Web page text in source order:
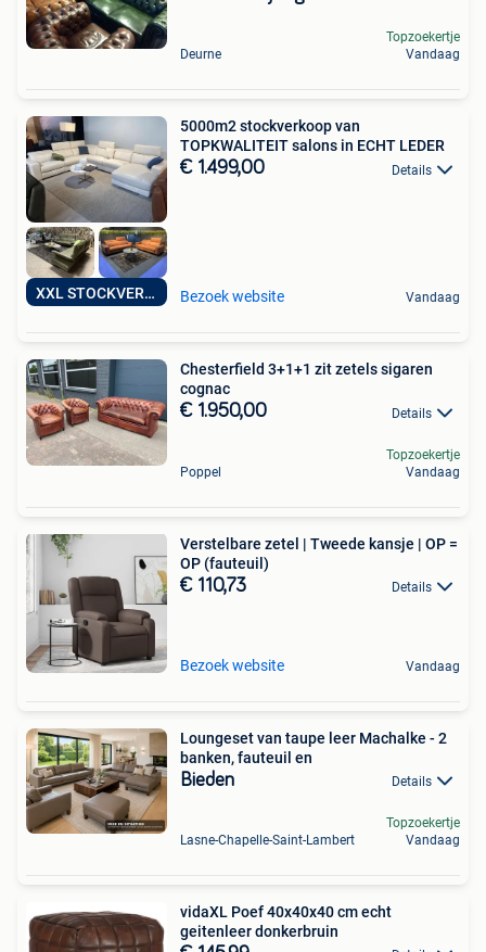
Deurne
Topzoekertje
Vandaag
XXL STOCKVERKOOP
5000m2 stockverkoop van
TOPKWALITEIT salons in ECHT LEDER
€ 1.499,00 Details
Bezoek website Vandaag
Chesterfield 3+1+1 zit zetels sigaren
cognac
€ 1.950,00 Details
Poppel
Topzoekertje
Vandaag
Verstelbare zetel | Tweede kansje | OP =
OP (fauteuil)
€ 110,73 Details
Bezoek website Vandaag
Loungeset van taupe leer Machalke - 2
banken, fauteuil en
Bieden Details
Lasne-Chapelle-Saint-Lambert
Topzoekertje
Vandaag
vidaXL Poef 40x40x40 cm echt
geitenleer donkerbruin